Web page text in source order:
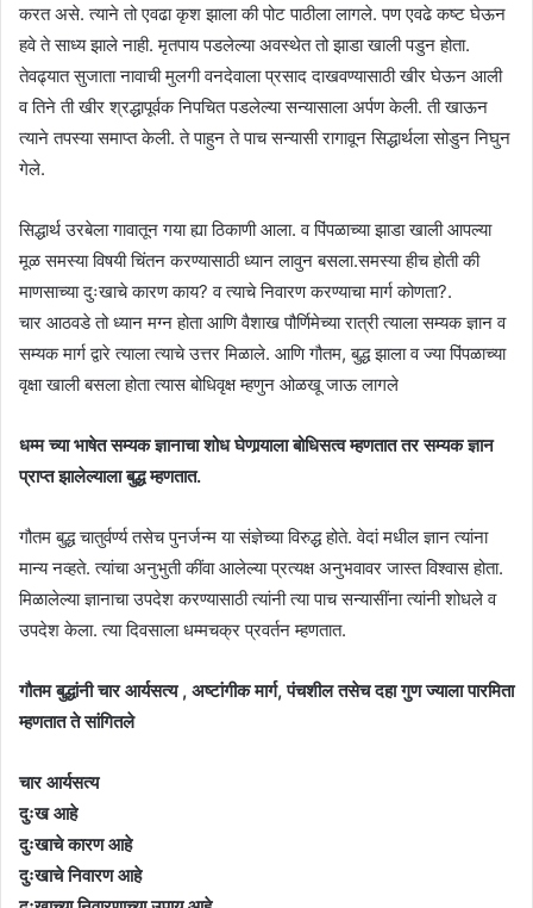
करत असे. त्याने तो एवढा कृश झाला की पोट पाठीला लागले. पण एवढे कष्ट घेऊन
हवे ते साध्य झाले नाही. मृतपाय पडलेल्या अवस्थेत तो झाडा खाली पडुन होता.
तेवढ्यात सुजाता नावाची मुलगी वनदेवाला प्रसाद दाखवण्यासाठी खीर घेऊन आली
व तिने ती खीर श्रद्धापूर्वक निपचित पडलेल्या सन्यासाला अर्पण केली. ती खाऊन
त्याने तपस्या समाप्त केली. ते पाहुन ते पाच सन्यासी रागावून सिद्धार्थला सोडुन निघुन
गेले.
सिद्धार्थ उरबेला गावातून गया ह्या ठिकाणी आला. व पिंपळाच्या झाडा खाली आपल्या
मूळ समस्या विषयी चिंतन करण्यासाठी ध्यान लावुन बसला.समस्या हीच होती की
माणसाच्या दुःखाचे कारण काय? व त्याचे निवारण करण्याचा मार्ग कोणता?.
चार आठवडे तो ध्यान मग्न होता आणि वैशाख पौर्णिमेच्या रात्री त्याला सम्यक ज्ञान व
सम्यक मार्ग द्वारे त्याला त्याचे उत्तर मिळाले. आणि गौतम, बुद्ध झाला व ज्या पिंपळाच्या
वृक्षा खाली बसला होता त्यास बोधिवृक्ष म्हणुन ओळखू जाऊ लागले
धम्म च्या भाषेत सम्यक ज्ञानाचा शोध घेणार्‍याला बोधिसत्व म्हणतात तर सम्यक ज्ञान
प्राप्त झालेल्याला बुद्ध म्हणतात.
गौतम बुद्ध चातुर्वर्ण्य तसेच पुनर्जन्म या संज्ञेच्या विरुद्ध होते. वेदां मधील ज्ञान त्यांना
मान्य नव्हते. त्यांचा अनुभुती कींवा आलेल्या प्रत्यक्ष अनुभवावर जास्त विश्वास होता.
मिळालेल्या ज्ञानाचा उपदेश करण्यासाठी त्यांनी त्या पाच सन्यासींना त्यांनी शोधले व
उपदेश केला. त्या दिवसाला धम्मचक्र प्रवर्तन म्हणतात.
गौतम बुद्धांनी चार आर्यसत्य , अष्टांगीक मार्ग, पंचशील तसेच दहा गुण ज्याला पारमिता
म्हणतात ते सांगितले
चार आर्यसत्य
दुःख आहे
दुःखाचे कारण आहे
दुःखाचे निवारण आहे